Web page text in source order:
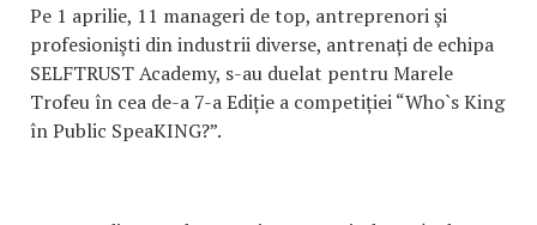
Pe 1 aprilie, 11 manageri de top, antreprenori şi
profesionişti din industrii diverse, antrenați de echipa
SELFTRUST Academy, s-au duelat pentru Marele
Trofeu în cea de-a 7-a Ediție a competiției “Who`s King
în Public SpeaKING?”.